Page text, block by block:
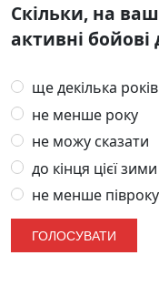
Скільки, на
активні бойові
ще декілька років
не менше року
не можу сказати
до кінця цієї зими
не менше півроку